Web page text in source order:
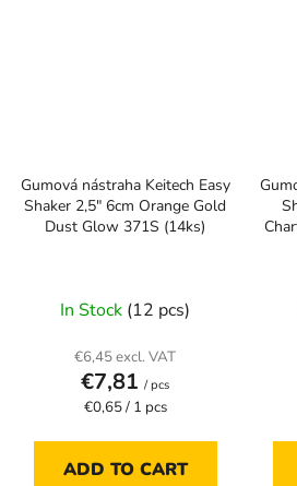
Gumová nástraha Keitech Easy
Shaker 2,5" 6cm Orange Gold
Dust Glow 371S (14ks)
In Stock (12 pcs)
€6,45 excl. VAT
€7,81 / pcs
Measure
€0,65 / 1 pcs
ADD TO CART